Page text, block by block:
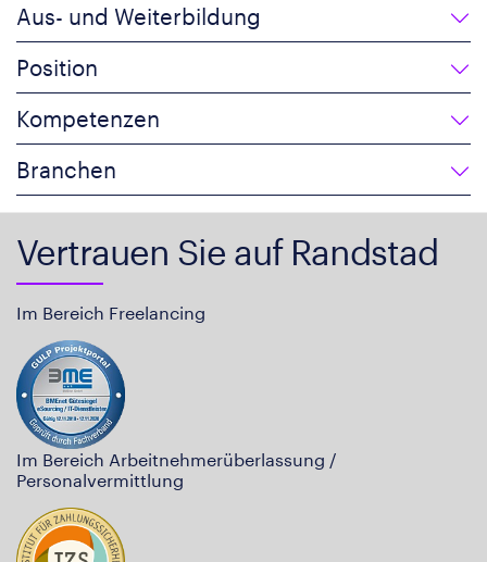
Aus- und Weiterbildung
Position
Kompetenzen
Branchen
Vertrauen Sie auf Randstad
Im Bereich Freelancing
Im Bereich Arbeitnehmerüberlassung /
Personalvermittlung